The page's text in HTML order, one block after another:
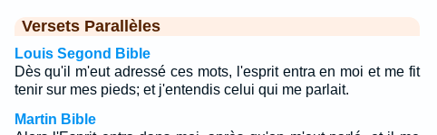
Versets Parallèles
Louis Segond Bible
Dès qu'il m'eut adressé ces mots, l'esprit entra en moi et me fit
tenir sur mes pieds; et j'entendis celui qui me parlait.
Martin Bible